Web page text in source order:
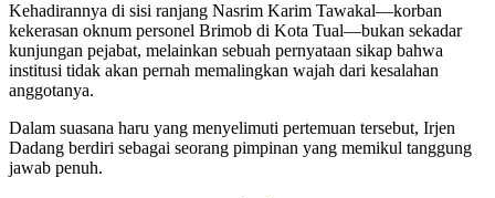
Kehadirannya di sisi ranjang Nasrim Karim Tawakal—korban
kekerasan oknum personel Brimob di Kota Tual—bukan sekadar
kunjungan pejabat, melainkan sebuah pernyataan sikap bahwa
institusi tidak akan pernah memalingkan wajah dari kesalahan
anggotanya.
Dalam suasana haru yang menyelimuti pertemuan tersebut, Irjen
Dadang berdiri sebagai seorang pimpinan yang memikul tanggung
jawab penuh.